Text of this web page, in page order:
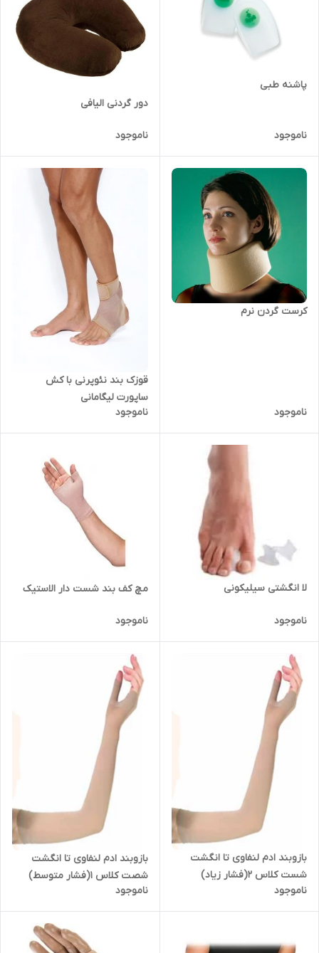
پاشنه طبی
ناموجود
دور گردنی الیافی
ناموجود
کرست گردن نرم
ناموجود
قوزک بند نئوپرنی با کش
ساپورت لیگامانی
ناموجود
لا انگشتی سیلیکونی
ناموجود
مچ کف بند شست دار الاستیک
ناموجود
بازوبند ادم لنفاوی تا انگشت
شست کلاس 2(فشار زیاد)
ناموجود
بازوبند ادم لنفاوی تا انگشت
شصت کلاس 1(فشار متوسط)
ناموجود